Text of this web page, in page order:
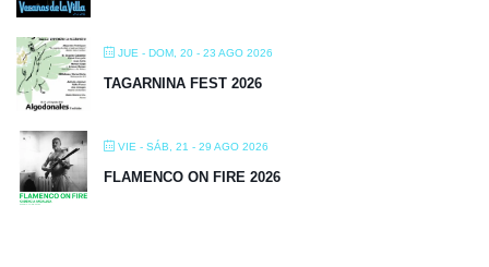
JUE - DOM, 20 - 23 AGO 2026
TAGARNINA FEST 2026
VIE - SÁB, 21 - 29 AGO 2026
FLAMENCO ON FIRE 2026